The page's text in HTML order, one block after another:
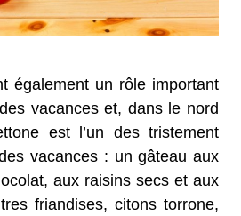
également un rôle important
vacances et, dans le nord
est l’un des tristement
vacances : un gâteau aux
aux raisins secs et aux
friandises, citons torrone,